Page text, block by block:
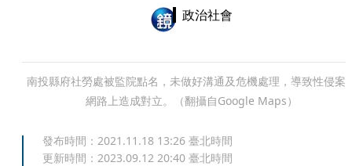
政治社會
南投縣府社勞處被監院點名，未做好溝通及危機處理，導致性侵案
網路上造成對立。（翻攝自Google Maps）
發布時間： 2021.11.18 13:26 臺北時間
更新時間： 2023.09.12 20:40 臺北時間